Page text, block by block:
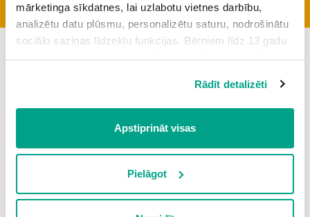
mārketinga sīkdatnes, lai uzlabotu vietnes darbību,
analizētu datu plūsmu, personalizētu saturu, nodrošinātu
sociālo saziņas līdzekļu funkcijas. Bērniem līdz 13 gadu
vecumam pirms izvēles veikšanas ir jāprasa vecāka vai
Spiežot uz pogas “Apstiprināt visas”, Jūs piekrītat visām
sīkdatnēm, kas atrodas šajā tīmekļa vietnē, ieskaitot
trešo pušu mārketinga sīkdatnes. Spiežot uz pogas
vietnē, izņemot “Nepieciešamās” sīkdatnes, kuru
izmantošanai nav nepieciešams iegūt lietotāja piekrišanu.
Spiežot uz pogas “Apstiprināt izvēlētās”, Jūs varat mainīt
Rādīt detalizēti
Apstiprināt visas
Pielāgot
Aktīvākās klases
Šobrīd topā nav nevienas klases